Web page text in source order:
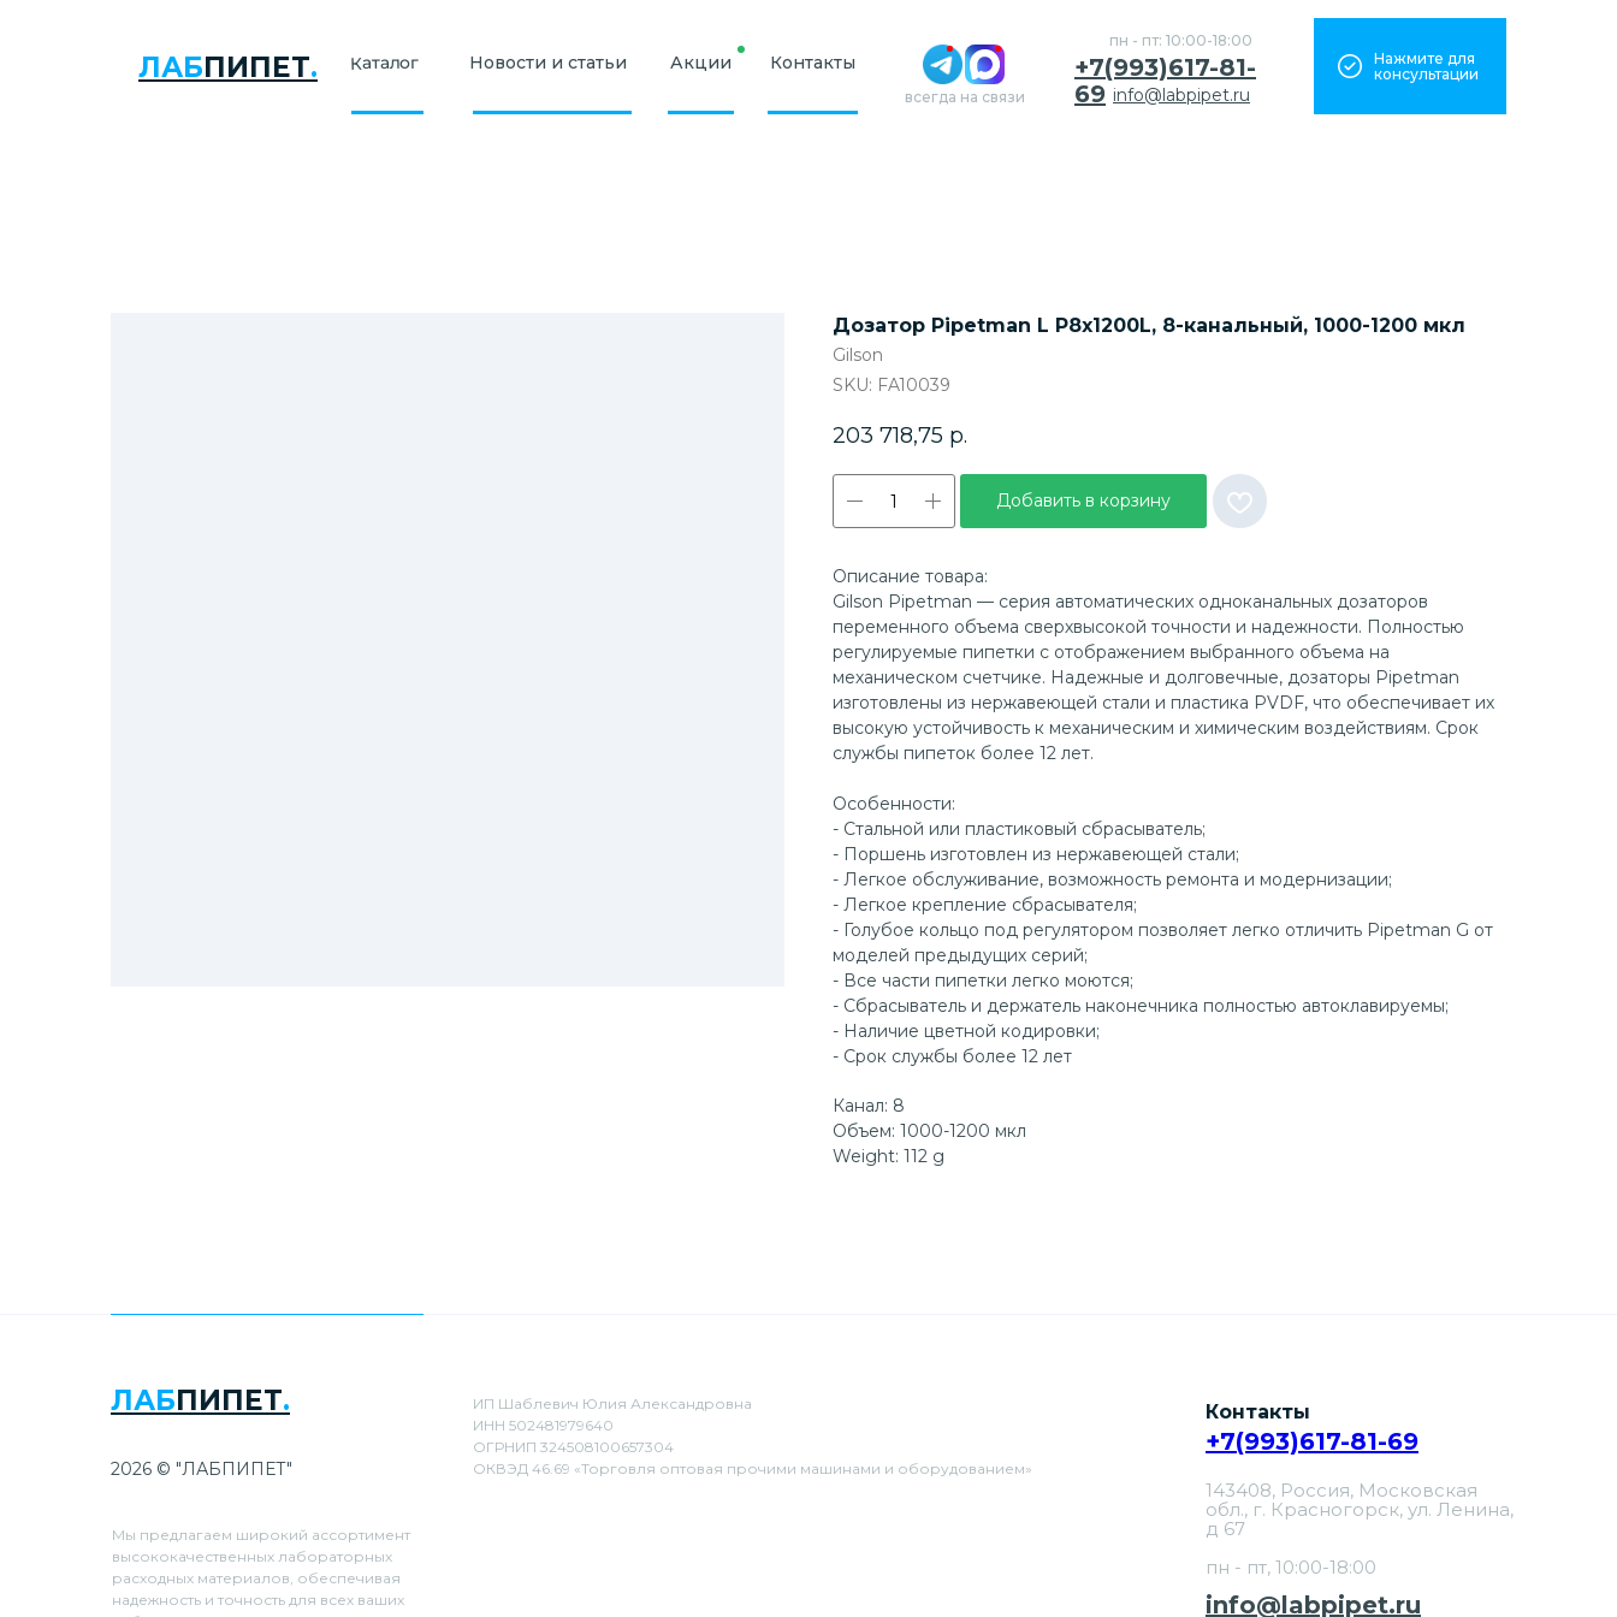
ЛАБПИПЕТ.
Нажмите для
консультации
пн - пт: 10:00-18:00
info@labpipet.ru
Каталог Контакты
Новости и статьи
всегда на связи
+7(993)617-81-
69
Акции
Дозатор Pipetman L P8x1200L, 8-канальный, 1000-1200 мкл
Gilson
SKU: FA10039
203 718,75 р.
Добавить в корзину
Описание товара:
Gilson Pipetman — серия автоматических одноканальных дозаторов
переменного объема сверхвысокой точности и надежности. Полностью
регулируемые пипетки с отображением выбранного объема на
механическом счетчике. Надежные и долговечные, дозаторы Pipetman
изготовлены из нержавеющей стали и пластика PVDF, что обеспечивает их
высокую устойчивость к механическим и химическим воздействиям. Срок
службы пипеток более 12 лет.
Особенности:
- Стальной или пластиковый сбрасыватель;
- Поршень изготовлен из нержавеющей стали;
- Легкое обслуживание, возможность ремонта и модернизации;
- Легкое крепление сбрасывателя;
- Голубое кольцо под регулятором позволяет легко отличить Pipetman G от
моделей предыдущих серий;
- Все части пипетки легко моются;
- Сбрасыватель и держатель наконечника полностью автоклавируемы;
- Наличие цветной кодировки;
- Срок службы более 12 лет
Канал: 8
Объем: 1000-1200 мкл
Weight: 112 g
ЛАБПИПЕТ.
Мы предлагаем широкий ассортимент
высококачественных лабораторных
расходных материалов, обеспечивая
надежность и точность для всех ваших
ИП Шаблевич Юлия Александровна
ИНН 502481979640
ОГРНИП 324508100657304
ОКВЭД 46.69 «Торговля оптовая прочими машинами и оборудованием»
2026 © "ЛАБПИПЕТ"
Контакты
info@labpipet.ru
+7(993)617-81-69
143408, Россия, Московская
обл., г. Красногорск, ул. Ленина,
д 67
пн - пт, 10:00-18:00